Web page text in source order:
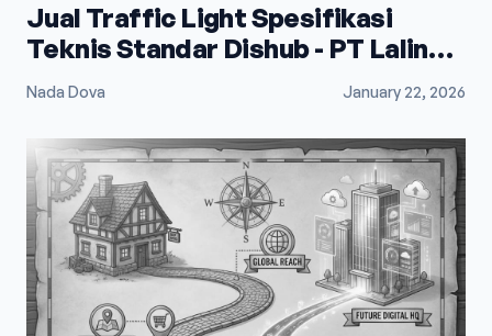
Jual Traffic Light Spesifikasi
Teknis Standar Dishub - PT Lalindo
Mega Utama
Nada Dova January 22, 2026